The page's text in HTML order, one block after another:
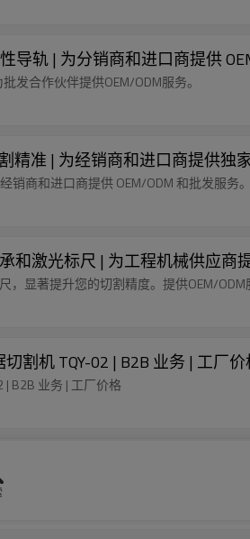
导轨 | 为分销商和进口商提供
发合作伙伴提供OEM/ODM服务。
精准 | 为经销商和进口商提供独
商和进口商提供 OEM/ODM 和批发服务。
和激光标尺 | 为工程机械供应商
，显著提升您的切割精度。提供OEM/ODM
割机 TQY-02 | B2B 业务 | 工厂
B2B 业务 | 工厂价格
湿式和干式切割
各种材料上进行精确的湿式/干式切割。